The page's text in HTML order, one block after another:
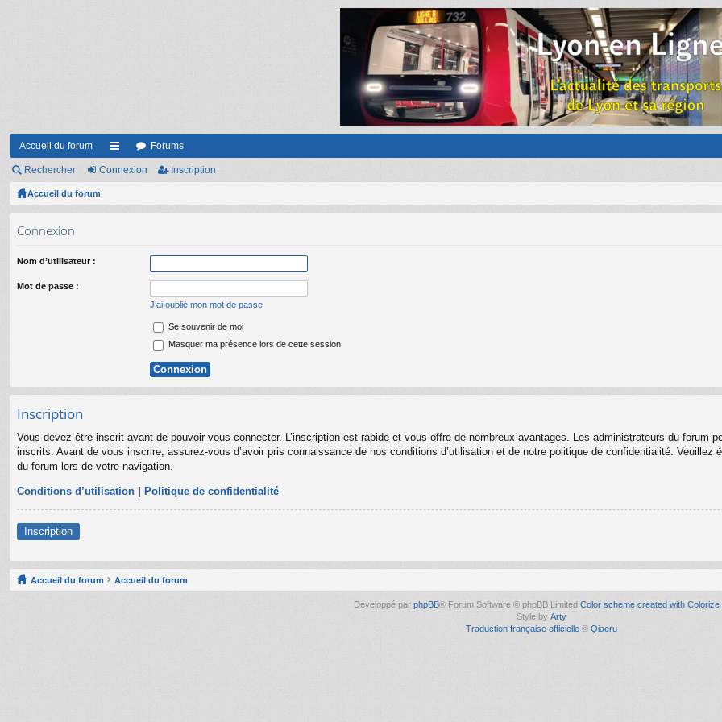
Accueil du forum
ac
Forums
Rechercher Connexion Inscription
Accueil du forum
Connexion
Nom d’utilisateur :
Mot de passe :
J’ai oublié mon mot de passe
Se souvenir de moi
Masquer ma présence lors de cette session
Inscription
Vous devez être inscrit avant de pouvoir vous connecter. L’inscription est rapide et vous offre de nombreux avantages. Les administrateurs du forum
inscrits. Avant de vous inscrire, assurez-vous d’avoir pris connaissance de nos conditions d’utilisation et de notre politique de confidentialité.
du forum lors de votre navigation.
Conditions d’utilisation | Politique de confidentialité
Inscription
Accueil du forum Accueil du forum
Développé par phpBB® Forum Software © phpBB Limited Color scheme created with Colorize
Style by Arty
Traduction française officielle © Qiaeru